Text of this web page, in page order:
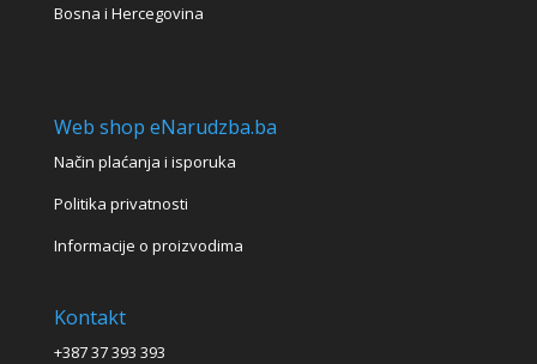
Bosna i Hercegovina
Web shop eNarudzba.ba
Način plaćanja i isporuka
Politika privatnosti
Informacije o proizvodima
Kontakt
+387 37 393 393